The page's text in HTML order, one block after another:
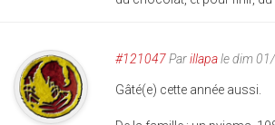
#121047Parillapale dim
Gâté(e) cette année aussi.